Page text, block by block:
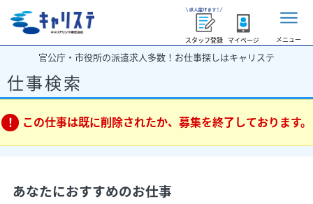
スタッフ登録 マイページ メニュー
官公庁・市役所の派遣求人多数！お仕事探しはキャリステ
仕事検索
この仕事は既に削除されたか、募集を終了しております。
あなたにおすすめのお仕事